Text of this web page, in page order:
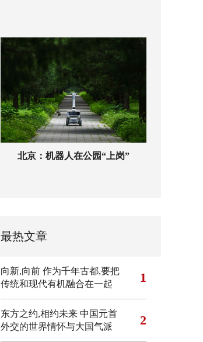
北京：机器人在公园“上岗”
最热文章
向新,向前 作为千年古都,要把
传统和现代有机融合在一起
1
东方之约,相约未来 中国元首
外交的世界情怀与大国气派
2